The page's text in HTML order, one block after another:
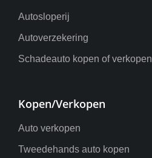
Autosloperij
Autoverzekering
Schadeauto kopen of verkopen
Kopen/Verkopen
Auto verkopen
Tweedehands auto kopen